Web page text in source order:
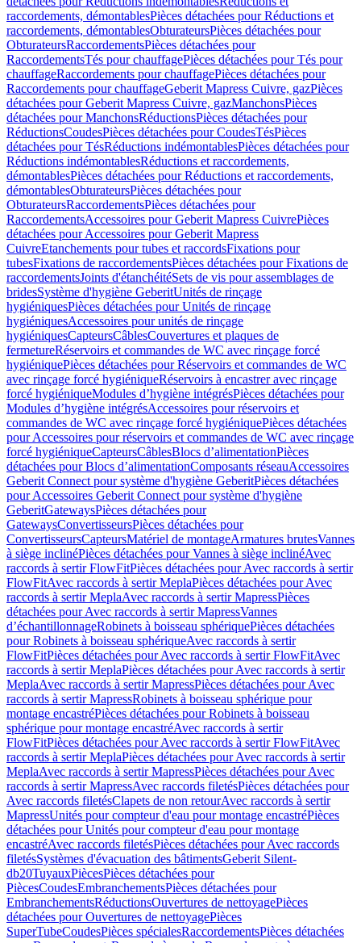
raccordements, démontablesPièces détachées pour Réductions et
raccordements, démontablesObturateursPièces détachées pour
ObturateursRaccordementsPièces détachées pour
RaccordementsTés pour chauffagePièces détachées pour Tés pour
chauffageRaccordements pour chauffagePièces détachées pour
Raccordements pour chauffageGeberit Mapress Cuivre, gazPièces
détachées pour Geberit Mapress Cuivre, gazManchonsPièces
détachées pour ManchonsRéductionsPièces détachées pour
RéductionsCoudesPièces détachées pour CoudesTésPièces
détachées pour TésRéductions indémontablesPièces détachées pour
Réductions indémontablesRéductions et raccordements,
démontablesPièces détachées pour Réductions et raccordements,
démontablesObturateursPièces détachées pour
ObturateursRaccordementsPièces détachées pour
RaccordementsAccessoires pour Geberit Mapress CuivrePièces
détachées pour Accessoires pour Geberit Mapress
CuivreEtanchements pour tubes et raccordsFixations pour
tubesFixations de raccordementsPièces détachées pour Fixations de
raccordementsJoints d'étanchéitéSets de vis pour assemblages de
bridesSystème d'hygiène GeberitUnités de rinçage
hygiéniquesPièces détachées pour Unités de rinçage
hygiéniquesAccessoires pour unités de rinçage
hygiéniquesCapteursCâblesCouvertures et plaques de
fermetureRéservoirs et commandes de WC avec rinçage forcé
hygiéniquePièces détachées pour Réservoirs et commandes de WC
avec rinçage forcé hygiéniqueRéservoirs à encastrer avec rinçage
forcé hygiéniqueModules d’hygiène intégrésPièces détachées pour
Modules d’hygiène intégrésAccessoires pour réservoirs et
commandes de WC avec rinçage forcé hygiéniquePièces détachées
pour Accessoires pour réservoirs et commandes de WC avec rinçage
forcé hygiéniqueCapteursCâblesBlocs d’alimentationPièces
détachées pour Blocs d’alimentationComposants réseauAccessoires
Geberit Connect pour système d'hygiène GeberitPièces détachées
pour Accessoires Geberit Connect pour système d'hygiène
GeberitGatewaysPièces détachées pour
GatewaysConvertisseursPièces détachées pour
ConvertisseursCapteursMatériel de montageArmatures brutesVannes
à siège inclinéPièces détachées pour Vannes à siège inclinéAvec
raccords à sertir FlowFitPièces détachées pour Avec raccords à sertir
FlowFitAvec raccords à sertir MeplaPièces détachées pour Avec
raccords à sertir MeplaAvec raccords à sertir MapressPièces
détachées pour Avec raccords à sertir MapressVannes
d’échantillonnageRobinets à boisseau sphériquePièces détachées
pour Robinets à boisseau sphériqueAvec raccords à sertir
FlowFitPièces détachées pour Avec raccords à sertir FlowFitAvec
raccords à sertir MeplaPièces détachées pour Avec raccords à sertir
MeplaAvec raccords à sertir MapressPièces détachées pour Avec
raccords à sertir MapressRobinets à boisseau sphérique pour
montage encastréPièces détachées pour Robinets à boisseau
sphérique pour montage encastréAvec raccords à sertir
FlowFitPièces détachées pour Avec raccords à sertir FlowFitAvec
raccords à sertir MeplaPièces détachées pour Avec raccords à sertir
MeplaAvec raccords à sertir MapressPièces détachées pour Avec
raccords à sertir MapressAvec raccords filetésPièces détachées pour
Avec raccords filetésClapets de non retourAvec raccords à sertir
MapressUnités pour compteur d'eau pour montage encastréPièces
détachées pour Unités pour compteur d'eau pour montage
encastréAvec raccords filetésPièces détachées pour Avec raccords
filetésSystèmes d'évacuation des bâtimentsGeberit Silent-
db20TuyauxPiècesPièces détachées pour
PiècesCoudesEmbranchementsPièces détachées pour
EmbranchementsRéductionsOuvertures de nettoyagePièces
détachées pour Ouvertures de nettoyagePièces
SuperTubeCoudesPièces spécialesRaccordementsPièces détachées